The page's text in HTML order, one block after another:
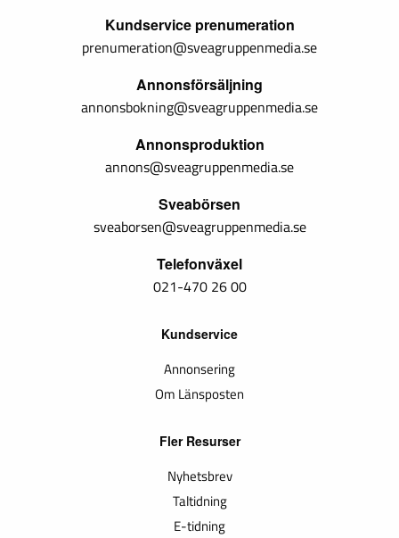
Kundservice prenumeration
prenumeration@sveagruppenmedia.se
Annonsförsäljning
annonsbokning@sveagruppenmedia.se
Annonsproduktion
annons@sveagruppenmedia.se
Sveabörsen
sveaborsen@sveagruppenmedia.se
Telefonväxel
021-470 26 00
Kundservice
Annonsering
Om Länsposten
Fler Resurser
Nyhetsbrev
Taltidning
E-tidning